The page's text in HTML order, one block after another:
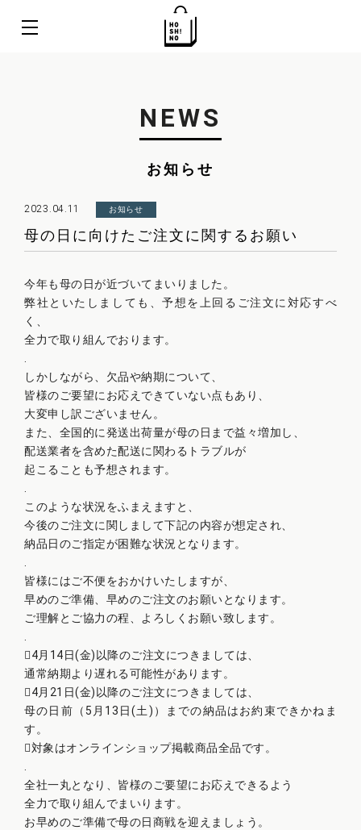
NEWS
お知らせ
2023.04.11 お知らせ
母の日に向けたご注文に関するお願い
今年も母の日が近づいてまいりました。
弊社といたしましても、予想を上回るご注文に対応すべ
く、
全力で取り組んでおります。
しかしながら、欠品や納期について、
皆様のご要望にお応えできていない点もあり、
大変申し訳ございません。
また、全国的に発送出荷量が母の日まで益々増加し、
配送業者を含めた配送に関わるトラブルが
起こることも予想されます。
このような状況をふまえますと、
今後のご注文に関しまして下記の内容が想定され、
納品日のご指定が困難な状況となります。
皆様にはご不便をおかけいたしますが、
早めのご準備、早めのご注文のお願いとなります。
ご理解とご協力の程、よろしくお願い致します。
4月14日(金)以降のご注文につきましては、
通常納期より遅れる可能性があります。
4月21日(金)以降のご注文につきましては、
母の日前（5月13日(土)）までの納品はお約束できかねま
す。
対象はオンラインショップ掲載商品全品です。
全社一丸となり、皆様のご要望にお応えできるよう
全力で取り組んでまいります。
お早めのご準備で母の日商戦を迎えましょう。